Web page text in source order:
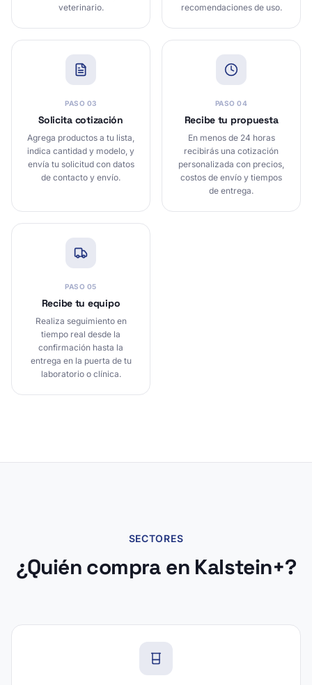
veterinario.
recomendaciones de uso.
PASO 03
Solicita cotización
Agrega productos a tu lista,
indica cantidad y modelo, y
envía tu solicitud con datos
de contacto y envío.
PASO 04
Recibe tu propuesta
En menos de 24 horas
recibirás una cotización
personalizada con precios,
costos de envío y tiempos
de entrega.
PASO 05
Recibe tu equipo
Realiza seguimiento en
tiempo real desde la
confirmación hasta la
entrega en la puerta de tu
laboratorio o clínica.
SECTORES
¿Quién compra en Kalstein+?